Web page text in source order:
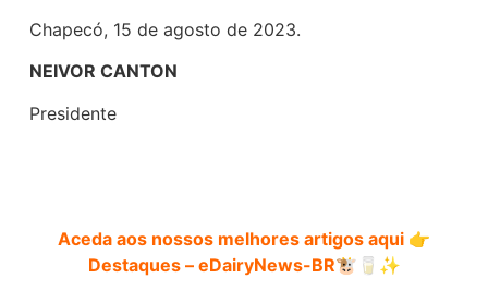
Chapecó, 15 de agosto de 2023.
NEIVOR CANTON
Presidente
Aceda aos nossos melhores artigos aqui 👉
Destaques – eDairyNews-BR🐮🥛✨